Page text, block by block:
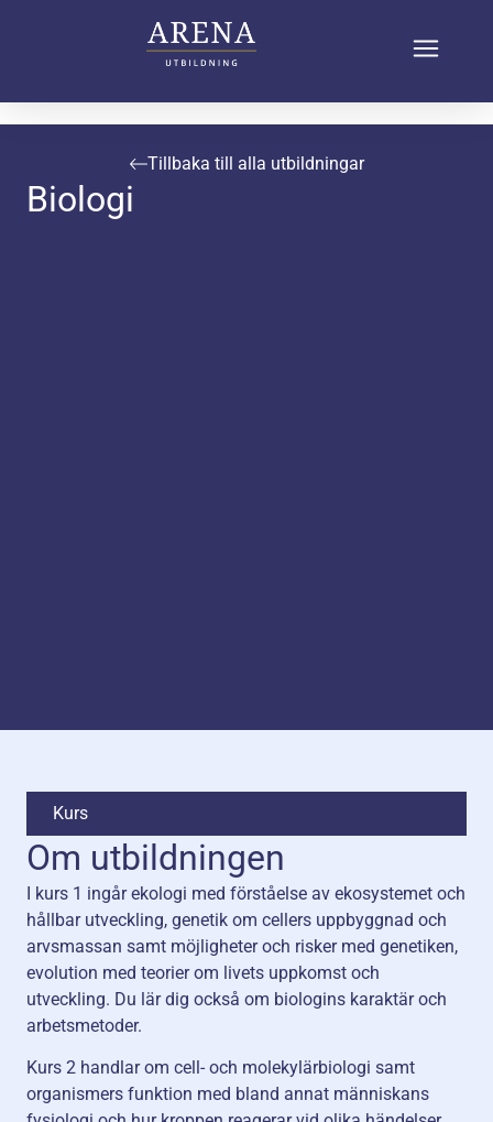
Tillbaka till alla utbildningar
Biologi
Kurs
Om utbildningen
I kurs 1 ingår ekologi med förståelse av ekosystemet och
hållbar utveckling, genetik om cellers uppbyggnad och
arvsmassan samt möjligheter och risker med genetiken,
evolution med teorier om livets uppkomst och
utveckling. Du lär dig också om biologins karaktär och
arbetsmetoder.
Kurs 2 handlar om cell- och molekylärbiologi samt
organismers funktion med bland annat människans